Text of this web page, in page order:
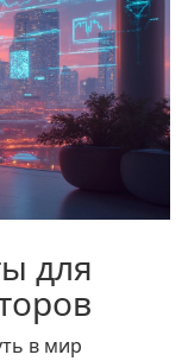
для
в мир